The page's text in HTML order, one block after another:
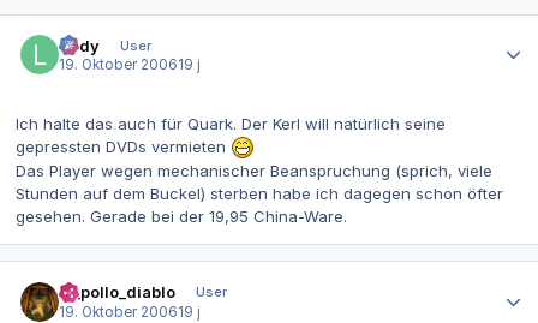
lordy
User
19. Oktober 200619 j
Ich halte das auch für Quark. Der Kerl will natürlich seine
gepressten DVDs vermieten
Das Player wegen mechanischer Beanspruchung (sprich, viele
Stunden auf dem Buckel) sterben habe ich dagegen schon öfter
gesehen. Gerade bei der 19,95 China-Ware.
el_pollo_diablo
User
19. Oktober 200619 j